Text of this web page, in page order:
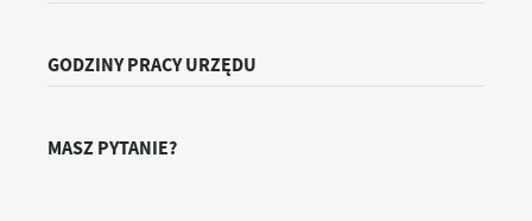
GODZINY PRACY URZĘDU
MASZ PYTANIE?